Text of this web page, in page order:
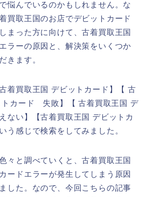
悩んでいるのかもしれません。な
買取王国のお店でデビットカード
まった方に向けて、古着買取王国
ラーの原因と、解決策をいくつか
きます。
着買取王国 デビットカード】【 古
トカード 失敗】【 古着買取王国 デ
ない】【古着買取王国 デビットカ
感じで検索をしてみました。
々と調べていくと、古着買取王国
ードエラーが発生してしまう原因
した。なので、今回こちらの記事